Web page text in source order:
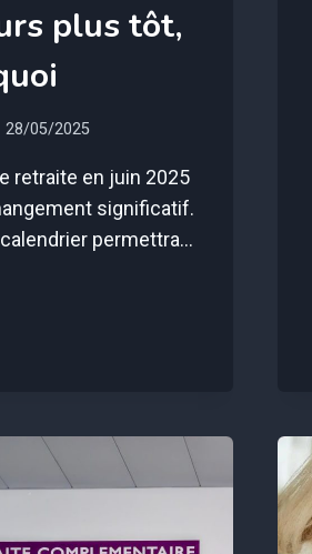
plus tôt,
28/05/2025
retraite en juin 2025
significatif.
permettra…